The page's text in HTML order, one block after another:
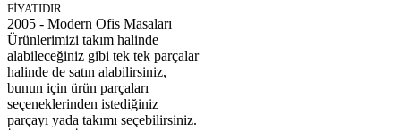
FİYATIDIR.
2005 - Modern Ofis Masaları
Ürünlerimizi takım halinde
alabileceğiniz gibi tek tek parçalar
halinde de satın alabilirsiniz,
bunun için ürün parçaları
seçeneklerinden istediğiniz
parçayı yada takımı seçebilirsiniz.